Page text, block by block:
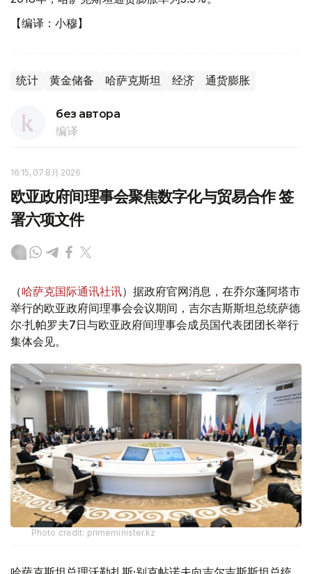
【编译：小穆】
统计 黄金储备 哈萨克斯坦 经济 通货膨胀
без автора
编译
16:15, 07 8月 2026
欧亚政府间理事会聚焦数字化与贸易合作 签
署六项文件
（哈萨克国际通讯社讯）据政府官网消息，在乔尔蓬阿塔市
举行的欧亚政府间理事会会议期间，吉尔吉斯斯坦总统萨德
尔·扎帕罗夫7日与欧亚政府间理事会成员国代表团团长举行
集体会见。
Photo credit: primeminister.kz